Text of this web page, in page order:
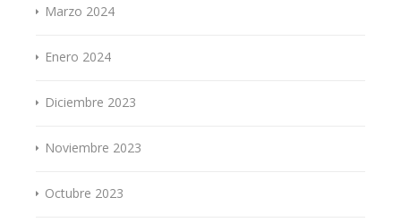
Marzo 2024
Enero 2024
Diciembre 2023
Noviembre 2023
Octubre 2023